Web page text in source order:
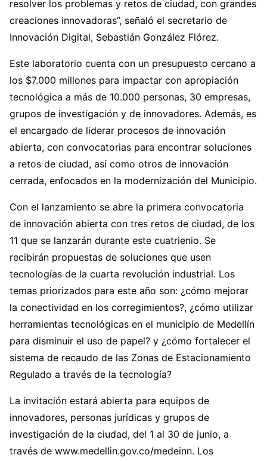
resolver los problemas y retos de ciudad, con grandes
creaciones innovadoras”, señaló el secretario de
Innovación Digital, Sebastián González Flórez.
Este laboratorio cuenta con un presupuesto cercano a
los $7.000 millones para impactar con apropiación
tecnológica a más de 10.000 personas, 30 empresas,
grupos de investigación y de innovadores. Además, es
el encargado de liderar procesos de innovación
abierta, con convocatorias para encontrar soluciones
a retos de ciudad, así como otros de innovación
cerrada, enfocados en la modernización del Municipio.
Con el lanzamiento se abre la primera convocatoria
de innovación abierta con tres retos de ciudad, de los
11 que se lanzarán durante este cuatrienio. Se
recibirán propuestas de soluciones que usen
tecnologías de la cuarta revolución industrial. Los
temas priorizados para este año son: ¿cómo mejorar
la conectividad en los corregimientos?, ¿cómo utilizar
herramientas tecnológicas en el municipio de Medellín
para disminuir el uso de papel? y ¿cómo fortalecer el
sistema de recaudo de las Zonas de Estacionamiento
Regulado a través de la tecnología?
La invitación estará abierta para equipos de
innovadores, personas jurídicas y grupos de
investigación de la ciudad, del 1 al 30 de junio, a
través de www.medellin.gov.co/medeinn. Los